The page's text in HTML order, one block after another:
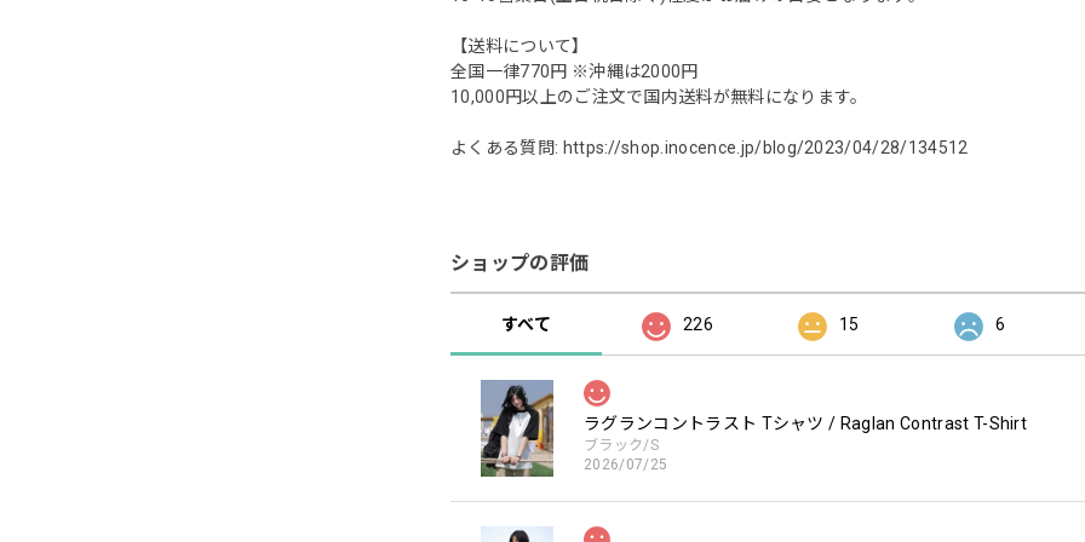
【送料について】
全国一律770円 ※沖縄は2000円
10,000円以上のご注文で国内送料が無料になります。
よくある質問: https://shop.inocence.jp/blog/2023/04/28/134512
ショップの評価
すべて 226 15 6
ラグランコントラスト Tシャツ / Raglan Contrast T-Shirt
ブラック/S
2026/07/25